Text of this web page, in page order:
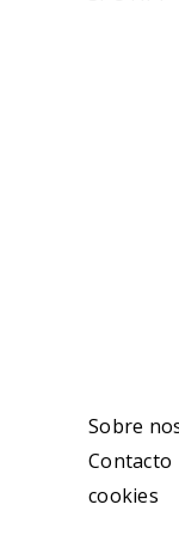
Sobre
Contacto
cookies